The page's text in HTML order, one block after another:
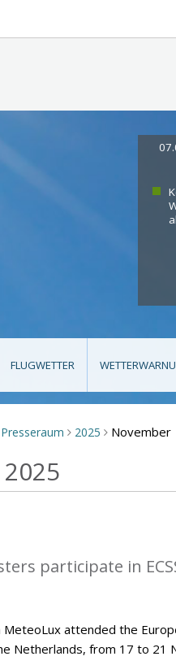
FLUGWETTER
Presseraum > 2025 > November
participate in
attended the
Netherlands, from 17 to 21